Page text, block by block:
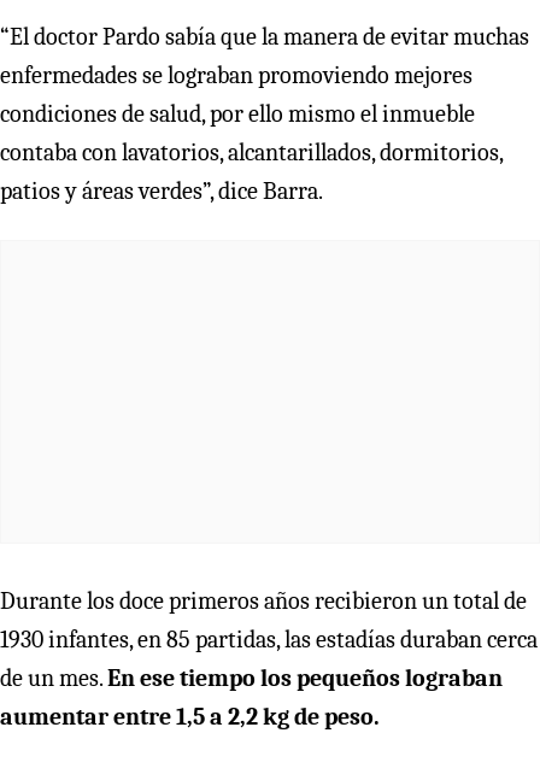
“El doctor Pardo sabía que la manera de evitar muchas
enfermedades se lograban promoviendo mejores
condiciones de salud, por ello mismo el inmueble
contaba con lavatorios, alcantarillados, dormitorios,
patios y áreas verdes”, dice Barra.
Durante los doce primeros años recibieron un total de
1930 infantes, en 85 partidas, las estadías duraban cerca
de un mes.En ese tiempo los pequeños lograban
aumentar entre 1,5 a 2,2 kg de peso.